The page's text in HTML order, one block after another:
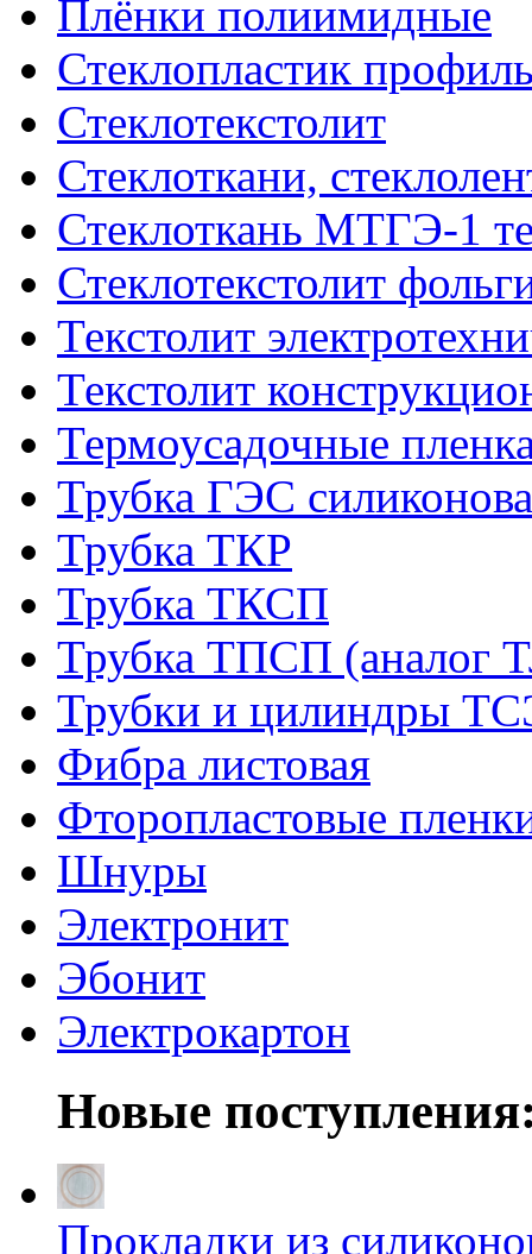
Плёнки полиимидные
Стеклопластик
Стеклотекстолит
Стеклоткани,
Стеклоткань МТГЭ-1
Стеклотекстолит
Текстолит
Текстолит
Термоусадочные
Трубка ГЭС
Трубка ТКР
Трубка ТКСП
Трубка ТПСП (аналог
Трубки и цилиндры
Фибра листовая
Фторопластовые
Шнуры
Электронит
Эбонит
Электрокартон
Новые
Прокладки из